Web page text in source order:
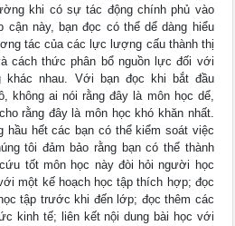
khi có sự tác động chính phủ vào
này, bạn đọc có thể dể dàng hiểu
tác của các lực lượng cấu thành thị
cách thức phân bổ nguồn lực đối với
nhau. Với bạn đọc khi bắt đầu
không ai nói rằng đây là môn học dể,
rằng đây là môn học khó khăn nhất.
hầu hết các bạn có thể kiểm soát việc
tôi đảm bảo rằng bạn có thể thành
tốt môn học này đòi hỏi người học
một kế hoạch học tập thích hợp; đọc
tập trước khi đến lớp; đọc thêm các
kinh tế; liên kết nội dung bài học với